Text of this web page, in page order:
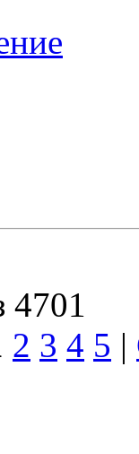
4701
2 3 4 5 |